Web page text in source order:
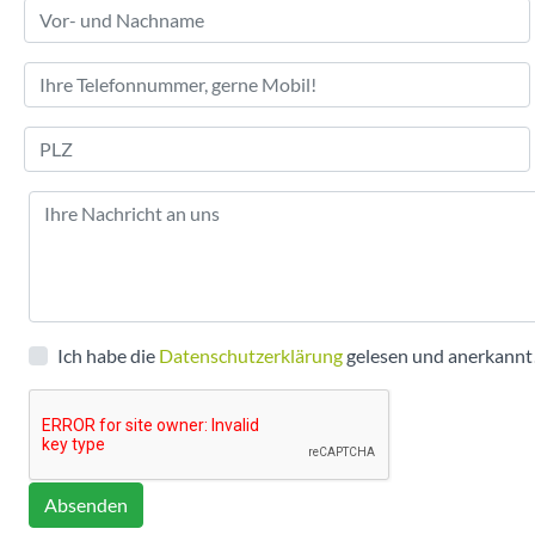
Ich habe die Datenschutzerklärunggelesen und
Absenden